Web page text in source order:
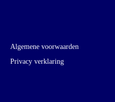
Algemene voorwaarden
Privacy verklaring